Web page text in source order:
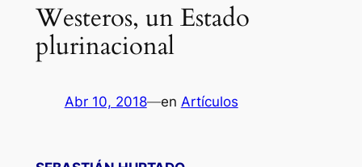
Westeros, un Estado
plurinacional
Abr 10, 2018—en Artículos